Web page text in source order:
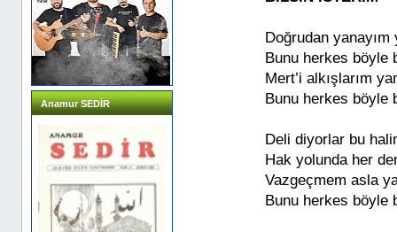
Anamur SEDİR
Doğrudan yanayım
Bunu herkes böyle
Mert’i alkışlarım
Bunu herkes böyle
Deli diyorlar bu
Hak yolunda her
Vazgeçmem asla
Bunu herkes böyle